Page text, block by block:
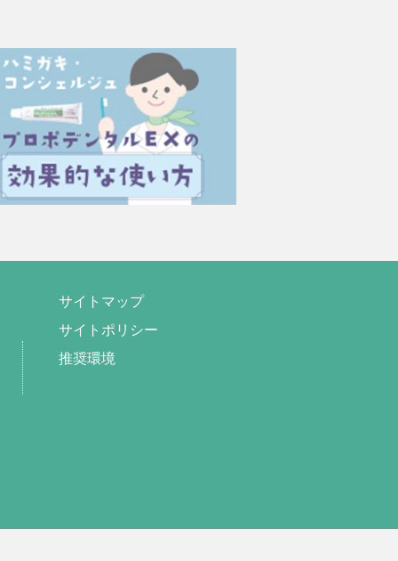
サイトマップ
サイトポリシー
推奨環境